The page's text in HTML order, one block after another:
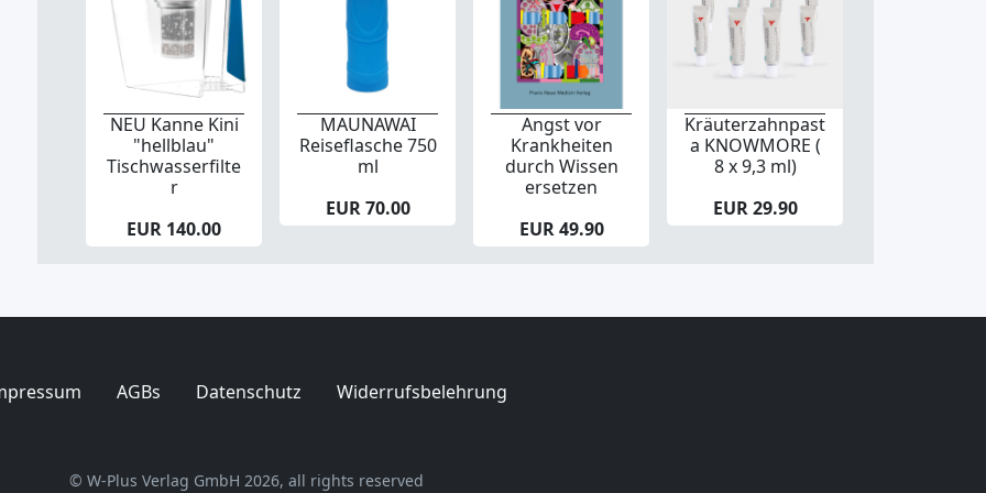
NEU Kanne Kini
"hellblau"
Tischwasserfilte
r
EUR 140.00
MAUNAWAI
Reiseflasche 750
ml
EUR 70.00
Angst vor
Krankheiten
durch Wissen
ersetzen
EUR 49.90
Kräuterzahnpast
a KNOWMORE (
8 x 9,3 ml)
EUR 29.90
AGBs Datenschutz Widerrufsbelehrung
© W-Plus Verlag GmbH 2026, all rights reserved